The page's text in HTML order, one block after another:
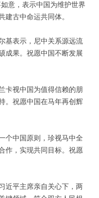
意，表示中国为维护世界
古中命运共同体。
基表示，尼中关系源远流
成果。祝愿中国不断发展
卡视中国为值得信赖的朋
。祝愿中国在马年再创辉
个中国原则，珍视马中全
作，实现共同目标。祝愿
近平主席亲自关心下，两